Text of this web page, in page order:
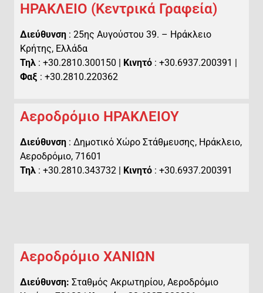
ΗΡΑΚΛΕΙΟ (Κεντρικά Γραφεία)
Διεύθυνση : 25ης Αυγούστου 39. – Ηράκλειο
Κρήτης, Ελλάδα
Τηλ : +30.2810.300150 | Κινητό : +30.6937.200391 |
Φαξ : +30.2810.220362
Αεροδρόμιο ΗΡΑΚΛΕΙΟΥ
Διεύθυνση : Δημοτικό Χώρο Στάθμευσης, Ηράκλειο,
Αεροδρόμιο, 71601
Τηλ : +30.2810.343732 | Κινητό : +30.6937.200391
Αεροδρόμιο ΧΑΝΙΩΝ
Διεύθυνση: Σταθμός Ακρωτηρίου, Αεροδρόμιο